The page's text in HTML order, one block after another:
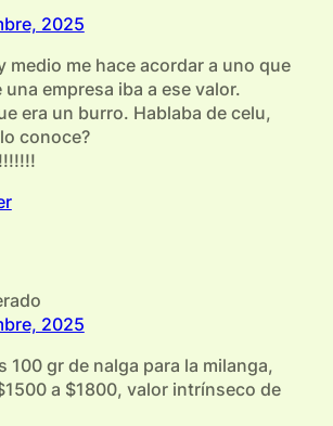
2025
medio me hace acordar a uno que
una empresa iba a ese valor.
era un burro. Hablaba de celu,
conoce?
2025
100 gr de nalga para la milanga,
a $1800, valor intrínseco de